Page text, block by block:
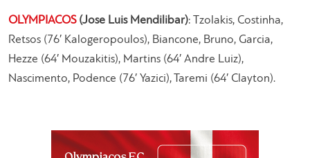
OLYMPIACOS (Jose Luis Mendilibar): Tzolakis, Costinha,
Retsos (76′ Kalogeropoulos), Biancone, Bruno, Garcia,
Hezze (64′ Mouzakitis), Martins (64′ Andre Luiz),
Nascimento, Podence (76′ Yazici), Taremi (64′ Clayton).